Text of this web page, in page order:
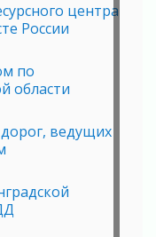
центра
России
по
области
ведущих